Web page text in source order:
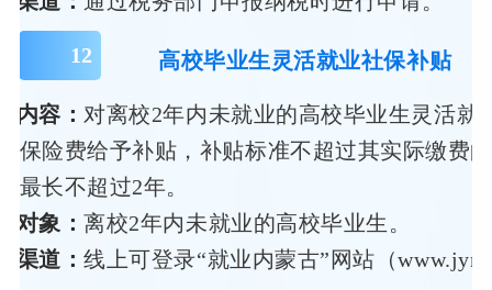
12 高校毕业生灵活就业社保补贴
内容： 对离校2年内未就业的高校毕业生灵活就
保险费给予补贴，补贴标准不超过其实际缴费
最长不超过2年。
对象：离校2年内未就业的高校毕业生。
渠道：线上可登录“就业内蒙古”网站（